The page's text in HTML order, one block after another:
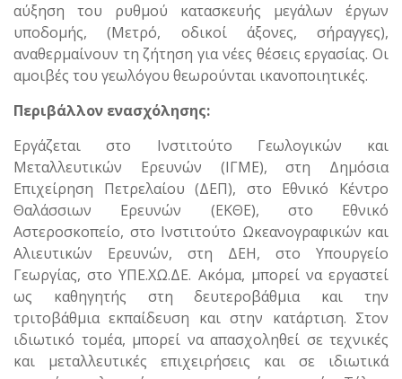
αύξηση του ρυθμού κατασκευής μεγάλων έργων
υποδομής, (Μετρό, οδικοί άξονες, σήραγγες),
αναθερμαίνουν τη ζήτηση για νέες θέσεις εργασίας. Οι
αμοιβές του γεωλόγου θεωρούνται ικανοποιητικές.
Περιβάλλον ενασχόλησης:
Εργάζεται στο Ινστιτούτο Γεωλογικών και
Μεταλλευτικών Ερευνών (ΙΓΜΕ), στη Δημόσια
Επιχείρηση Πετρελαίου (ΔΕΠ), στο Εθνικό Κέντρο
Θαλάσσιων Ερευνών (ΕΚΘΕ), στο Εθνικό
Αστεροσκοπείο, στο Ινστιτούτο Ωκεανογραφικών και
Αλιευτικών Ερευνών, στη ΔΕΗ, στο Υπουργείο
Γεωργίας, στο ΥΠΕ.ΧΩ.ΔΕ. Ακόμα, μπορεί να εργαστεί
ως καθηγητής στη δευτεροβάθμια και την
τριτοβάθμια εκπαίδευση και στην κατάρτιση. Στον
ιδιωτικό τομέα, μπορεί να απασχοληθεί σε τεχνικές
και μεταλλευτικές επιχειρήσεις και σε ιδιωτικά